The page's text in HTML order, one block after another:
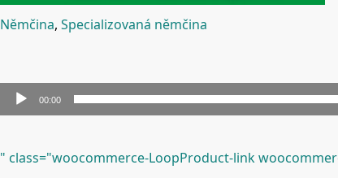
Němčina, Specializovaná němčina
00:00
" class="woocommerce-LoopProduct-link